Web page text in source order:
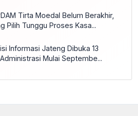
Tirta Moedal Belum Berakhir,
Pilih Tunggu Proses Kasa...
Informasi Jateng Dibuka 13
Mulai Septembe...